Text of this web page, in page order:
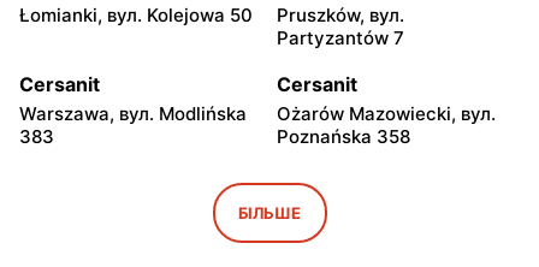
Łomianki, вул. Kolejowa 50
Pruszków, вул.
Partyzantów 7
Cersanit
Warszawa, вул. Modlińska
383
Cersanit
Ożarów Mazowiecki, вул.
Poznańska 358
Pruszków Al. Jerozolimskie
Cersanit
Kobyłka, вул. Nadarzyńska
124
БІЛЬШЕ